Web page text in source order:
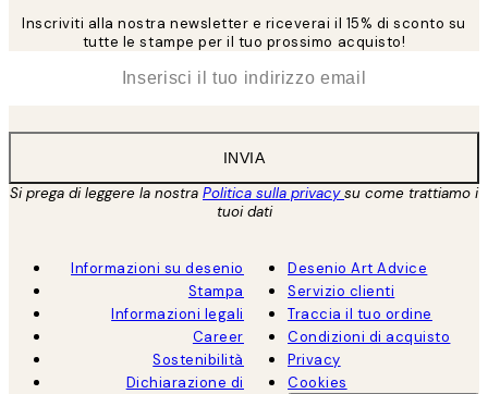
Inscriviti alla nostra newsletter e riceverai il 15% di sconto su
tutte le stampe per il tuo prossimo acquisto!
INVIA
Si prega di leggere la nostra Politica sulla privacysu come trattiamo i
tuoi dati
Informazioni su desenio
Stampa
Informazioni legali
Career
Sostenibilità
Dichiarazione di
Desenio Art Advice
Servizio clienti
Traccia il tuo ordine
Condizioni di acquisto
Privacy
Cookies